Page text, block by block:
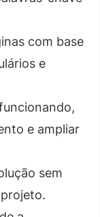
com base
e
e ampliar
sem